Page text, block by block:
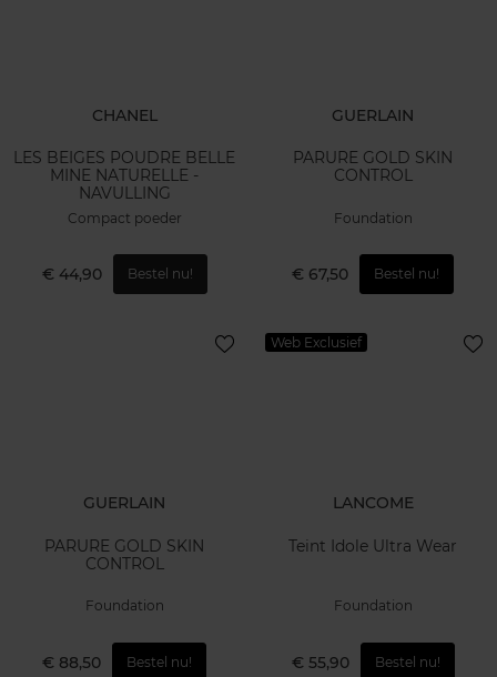
CHANEL
LES BEIGES POUDRE BELLE
MINE NATURELLE -
NAVULLING
Compact poeder
€ 44,90 Bestel nu!
GUERLAIN
PARURE GOLD SKIN
CONTROL
Foundation
€ 67,50 Bestel nu!
GUERLAIN
PARURE GOLD SKIN
CONTROL
Foundation
€ 88,50 Bestel nu!
Web Exclusief
LANCOME
Teint Idole Ultra Wear
Foundation
€ 55,90 Bestel nu!